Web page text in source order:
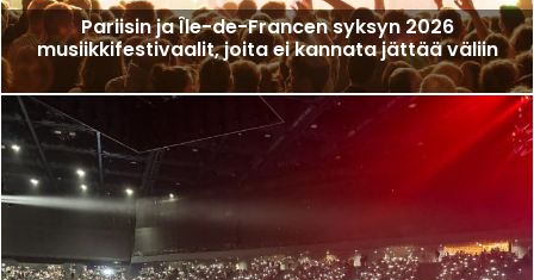
Pariisin ja Île-de-Francen syksyn 2026
musiikkifestivaalit, joita ei kannata jättää väliin